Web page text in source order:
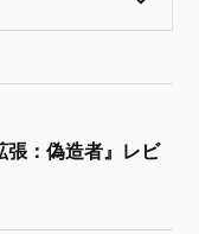
張：偽造者』レビ